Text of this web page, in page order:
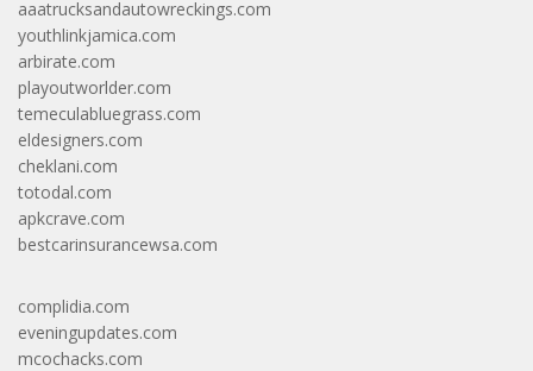
aaatrucksandautowreckings.com
youthlinkjamica.com
arbirate.com
playoutworlder.com
temeculabluegrass.com
eldesigners.com
cheklani.com
totodal.com
apkcrave.com
bestcarinsurancewsa.com
complidia.com
eveningupdates.com
mcochacks.com